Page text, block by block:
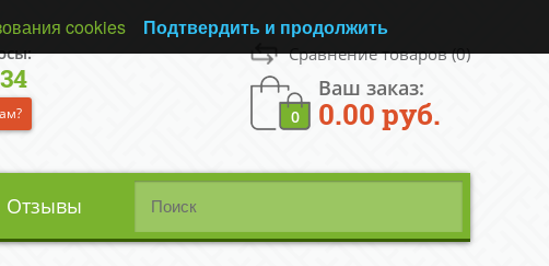
Сравнение товаров(0)
Ваш заказ:
0 0.00 руб.
Отзывы
cookies Подтвердить и продолжить